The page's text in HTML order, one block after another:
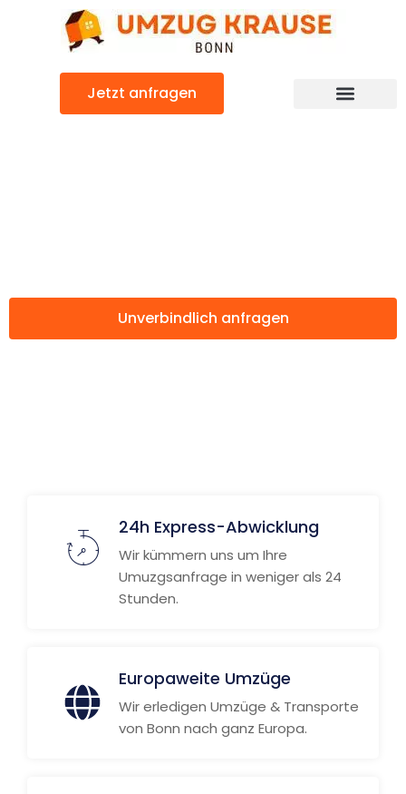
Jetzt anfragen
Unverbindlich anfragen
24h Express-Abwicklung
Wir kümmern uns um Ihre
Umuzgsanfrage in weniger als 24
Stunden.
Europaweite Umzüge
Wir erledigen Umzüge & Transporte
von Bonn nach ganz Europa.